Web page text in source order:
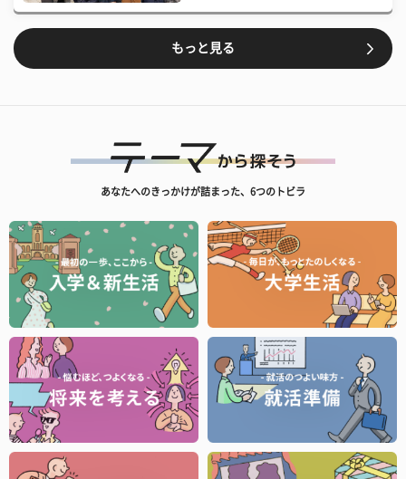
もっと見る
あなたへのきっかけが詰まった、6つのトビラ